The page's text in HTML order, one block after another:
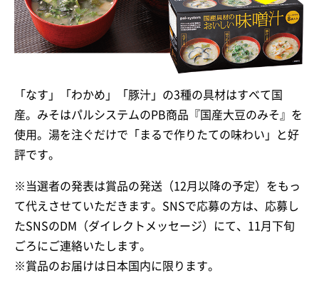
「なす」「わかめ」「豚汁」の3種の具材はすべて国
産。みそはパルシステムのPB商品『国産大豆のみそ』を
使用。湯を注ぐだけで「まるで作りたての味わい」と好
評です。
※当選者の発表は賞品の発送（12月以降の予定）をもっ
て代えさせていただきます。SNSで応募の方は、応募し
たSNSのDM（ダイレクトメッセージ）にて、11月下旬
ごろにご連絡いたします。
※賞品のお届けは日本国内に限ります。